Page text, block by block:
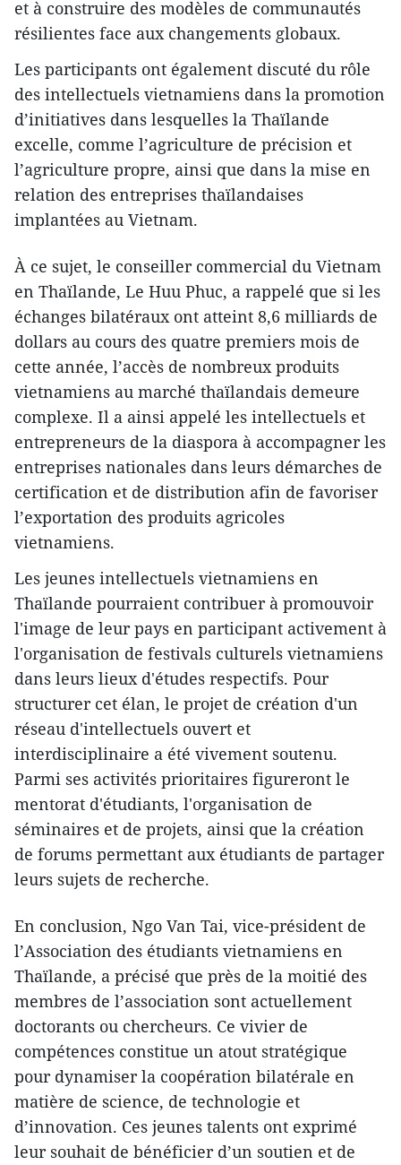
et à construire des modèles de communautés
résilientes face aux changements globaux.
Les participants ont également discuté du rôle
des intellectuels vietnamiens dans la promotion
d’initiatives dans lesquelles la Thaïlande
excelle, comme l’agriculture de précision et
l’agriculture propre, ainsi que dans la mise en
relation des entreprises thaïlandaises
implantées au Vietnam.
À ce sujet, le conseiller commercial du Vietnam
en Thaïlande, Le Huu Phuc, a rappelé que si les
échanges bilatéraux ont atteint 8,6 milliards de
dollars au cours des quatre premiers mois de
cette année, l’accès de nombreux produits
vietnamiens au marché thaïlandais demeure
complexe. Il a ainsi appelé les intellectuels et
entrepreneurs de la diaspora à accompagner les
entreprises nationales dans leurs démarches de
certification et de distribution afin de favoriser
l’exportation des produits agricoles
vietnamiens.
Les jeunes intellectuels vietnamiens en
Thaïlande pourraient contribuer à promouvoir
l'image de leur pays en participant activement à
l'organisation de festivals culturels vietnamiens
dans leurs lieux d'études respectifs. Pour
structurer cet élan, le projet de création d'un
réseau d'intellectuels ouvert et
interdisciplinaire a été vivement soutenu.
Parmi ses activités prioritaires figureront le
mentorat d'étudiants, l'organisation de
séminaires et de projets, ainsi que la création
de forums permettant aux étudiants de partager
leurs sujets de recherche.
En conclusion, Ngo Van Tai, vice-président de
l’Association des étudiants vietnamiens en
Thaïlande, a précisé que près de la moitié des
membres de l’association sont actuellement
doctorants ou chercheurs. Ce vivier de
compétences constitue un atout stratégique
pour dynamiser la coopération bilatérale en
matière de science, de technologie et
d’innovation. Ces jeunes talents ont exprimé
leur souhait de bénéficier d’un soutien et de